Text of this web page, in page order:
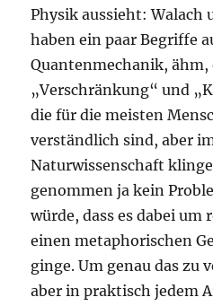
Physik aussieht: Walach
haben ein paar Begriffe
Quantenmechanik,
„Verschränkung“ und
die für die meisten
verständlich sind, aber
Naturwissenschaft
genommen ja kein
würde, dass es dabei um
einen metaphorischen
ginge. Um genau das zu
aber in praktisch jedem